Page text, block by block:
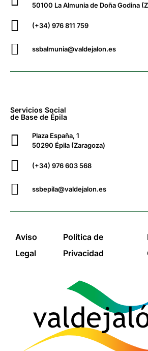
50100 La Almunia de Doña Godina
(+34) 976 811 759
ssbalmunia@valdejalon.es
Servicios Social
de Base de Épila
Plaza España, 1
50290 Épila (Zaragoza)
(+34) 976 603 568
ssbepila@valdejalon.es
Aviso
Legal
Política de
Privacidad